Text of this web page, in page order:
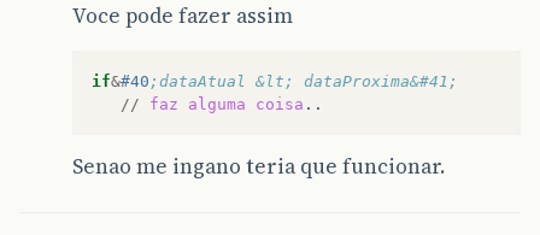
Voce pode fazer assim
if&#40 ;dataAtual &lt; dataProxima&#41;
//
faz alguma coisa
Senao me ingano teria que funcionar.